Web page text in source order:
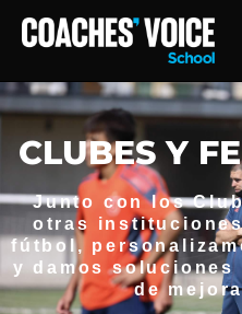
CLUBES Y
Junto con los
otras
fútbol,
y damos
de